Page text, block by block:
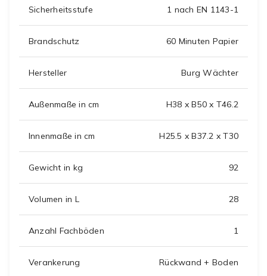
Sicherheitsstufe 1 nach EN 1143-1
Brandschutz 60 Minuten Papier
Hersteller Burg Wächter
Außenmaße in cm H38 x B50 x T46.2
Innenmaße in cm H25.5 x B37.2 x T30
Gewicht in kg 92
Volumen in L 28
Anzahl Fachböden 1
Verankerung Rückwand + Boden